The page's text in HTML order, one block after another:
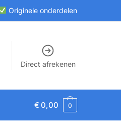
Originele onderdelen
Direct afrekenen
€ 0,00 0